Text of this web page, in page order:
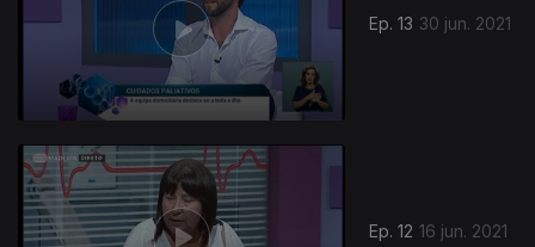
Ep. 13 30 jun. 2021
Ep. 12 16 jun. 2021